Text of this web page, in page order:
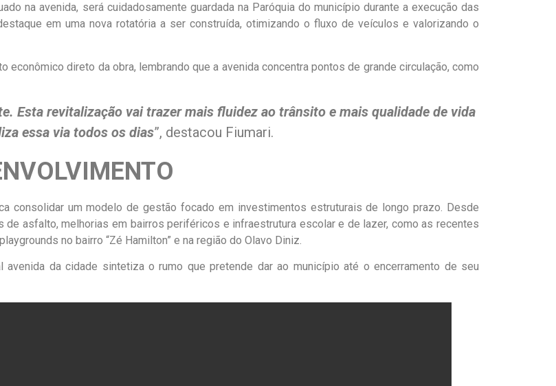
na avenida, será cuidadosamente guardada na Paróquia do município durante a execução das
em uma nova rotatória a ser construída, otimizando o fluxo de veículos e valorizando o
econômico direto da obra, lembrando que a avenida concentra pontos de grande circulação, como
Esta revitalização vai trazer mais fluidez ao trânsito e mais qualidade de vida
essa via todos os dias”, destacou Fiumari.
consolidar um modelo de gestão focado em investimentos estruturais de longo prazo. Desde
asfalto, melhorias em bairros periféricos e infraestrutura escolar e de lazer, como as recentes
no bairro “Zé Hamilton” e na região do Olavo Diniz.
avenida da cidade sintetiza o rumo que pretende dar ao município até o encerramento de seu